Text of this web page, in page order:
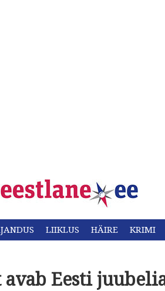
LIIKLUS HÄIRE KRIMI
Eesti